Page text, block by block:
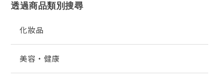
透過商品類別搜尋
化妝品
美容・健康